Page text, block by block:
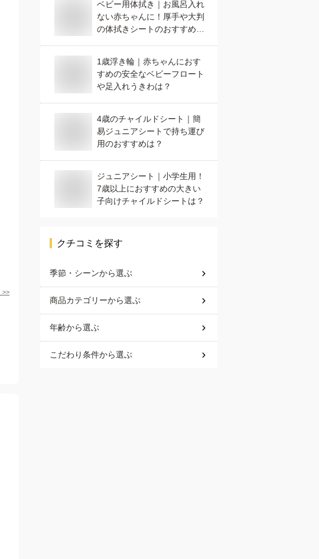
>>
ベビー用体拭き｜お風呂入れ
ない赤ちゃんに！厚手や大判
の体拭きシートのおすすめ
1歳浮き輪｜赤ちゃんにおす
すめの安全なベビーフロート
や足入れうきわは？
4歳のチャイルドシート｜簡
易ジュニアシートで持ち運び
用のおすすめは？
ジュニアシート｜小学生用！
7歳以上におすすめの大きい
子向けチャイルドシートは？
クチコミを探す
季節・シーンから選ぶ
商品カテゴリーから選ぶ
年齢から選ぶ
こだわり条件から選ぶ